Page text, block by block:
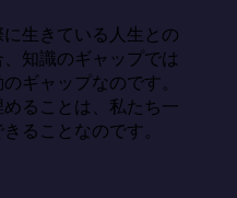
生きている人生との
知識のギャップでは
ギャップなのです。
ることは、私たち一
ることなのです。